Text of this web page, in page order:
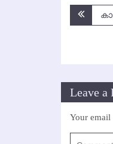
Post
Leave a
Your email